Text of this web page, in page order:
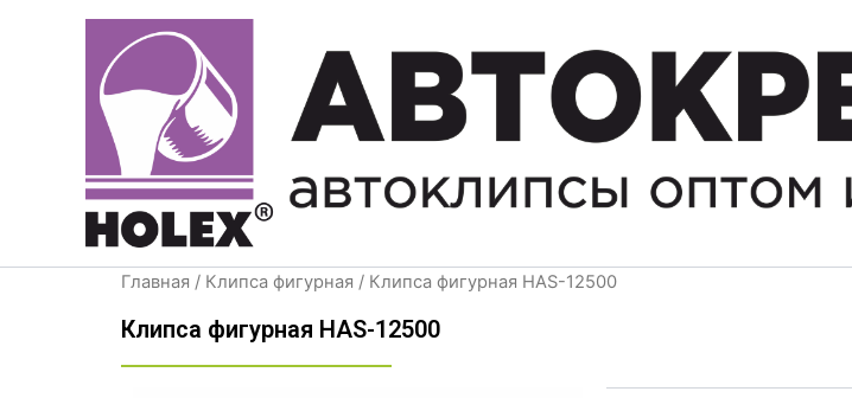
содержимому
Главная / Клипса фигурная / Клипса фигурная HAS-12500
Клипса фигурная HAS-12500